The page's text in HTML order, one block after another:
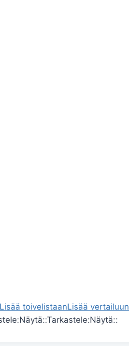
Lisää toivelistaanLisää vertailuun
Näytä::Tarkastele:Näytä::